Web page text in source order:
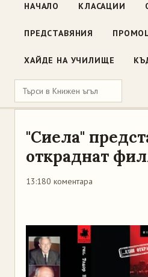
НАЧАЛО КЛАСАЦИИ
ПРЕДСТАВЯНИЯ
ХАЙДЕ НА УЧИЛИЩЕ
"Сиела"
откраднат
13:180 коментара